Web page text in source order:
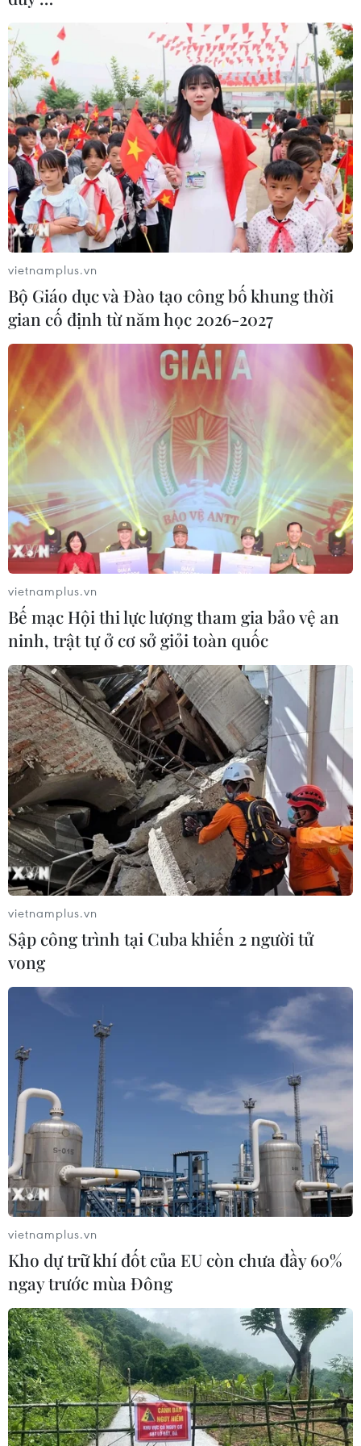
TIN CÙNG CHUYÊN MỤC
7 học sinh đội tuyển Việt Nam đoạt
huy chương tại Olympic AI quốc tế
Bảo đảm chính xác, công khai điểm
chuẩn tuyển sinh các trường quân
đội
07/08/2026 12:26
Ban đại diện cha mẹ học sinh không
được tự đặt các khoản thu, ép buộc
vietnamplus.vn
Bộ Giáo dục và Đào tạo công bố khung thời
gian cố định từ năm học 2026-2027
vietnamplus.vn
Bế mạc Hội thi lực lượng tham gia bảo vệ an
ninh, trật tự ở cơ sở giỏi toàn quốc
vietnamplus.vn
Sập công trình tại Cuba khiến 2 người tử
vong
vietnamplus.vn
Kho dự trữ khí đốt của EU còn chưa đầy 60%
ngay trước mùa Đông